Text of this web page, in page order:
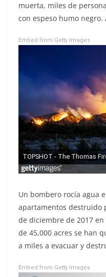
muerta, miles de
con espeso humo negro.
Embed from Getty Images
Un bombero rocía agua
apartamentos destruido
de diciembre de 2017
de 45,000 acres se han
a miles a evacuar y
Embed from Getty Images